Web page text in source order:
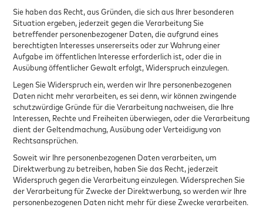
Sie haben das Recht, aus Gründen, die sich aus Ihrer besonderen
Situation ergeben, jederzeit gegen die Verarbeitung Sie
betreffender personenbezogener Daten, die aufgrund eines
berechtigten Interesses unsererseits oder zur Wahrung einer
Aufgabe im öffentlichen Interesse erforderlich ist, oder die in
Ausübung öffentlicher Gewalt erfolgt, Widerspruch einzulegen.
Legen Sie Widerspruch ein, werden wir Ihre personenbezogenen
Daten nicht mehr verarbeiten, es sei denn, wir können zwingende
schutzwürdige Gründe für die Verarbeitung nachweisen, die Ihre
Interessen, Rechte und Freiheiten überwiegen, oder die Verarbeitung
dient der Geltendmachung, Ausübung oder Verteidigung von
Rechtsansprüchen.
Soweit wir Ihre personenbezogenen Daten verarbeiten, um
Direktwerbung zu betreiben, haben Sie das Recht, jederzeit
Widerspruch gegen die Verarbeitung einzulegen. Widersprechen Sie
der Verarbeitung für Zwecke der Direktwerbung, so werden wir Ihre
personenbezogenen Daten nicht mehr für diese Zwecke verarbeiten.